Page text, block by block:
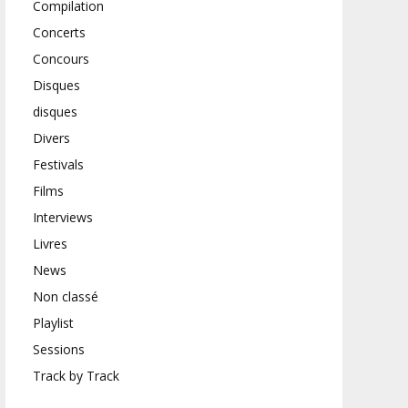
Compilation
Concerts
Concours
Disques
disques
Divers
Festivals
Films
Interviews
Livres
News
Non classé
Playlist
Sessions
Track by Track